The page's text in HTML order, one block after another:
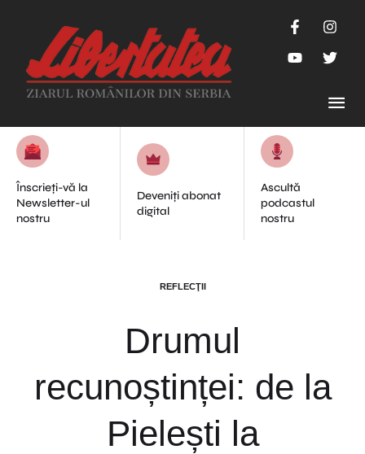
Înscrieți-vă la
Newsletter-ul
nostru
Deveniți abonat
digital
Ascultă
podcastul
nostru
REFLECŢII
Drumul
recunoștinței: de la
Pielești la